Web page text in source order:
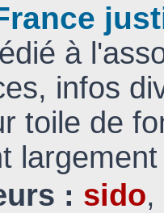
à
infos
toile de
: sido,